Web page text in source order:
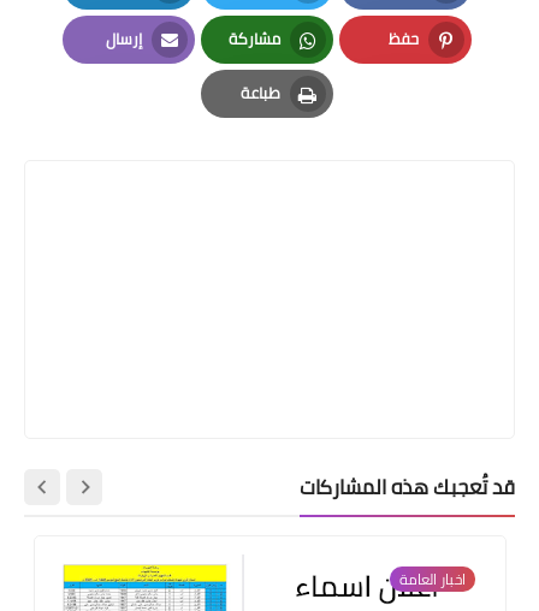
Facebook
Twitter
LinkedIn
حفظ
Pinterest
مشاركة
Whatsapp
إرسال
Email
طباعة
Print
قد تُعجبك هذه المشاركات
اخبار العامة